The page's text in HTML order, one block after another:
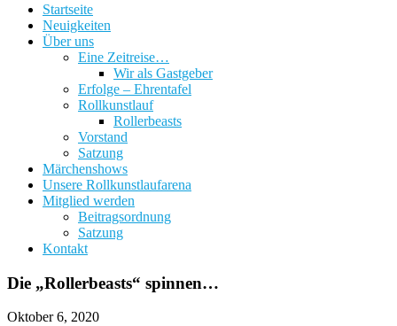
Startseite
Neuigkeiten
Über uns
Eine Zeitreise…
Wir als Gastgeber
Erfolge – Ehrentafel
Rollkunstlauf
Rollerbeasts
Vorstand
Satzung
Märchenshows
Unsere Rollkunstlaufarena
Mitglied werden
Beitragsordnung
Satzung
Kontakt
Die „Rollerbeasts“ spinnen…
Oktober 6, 2020